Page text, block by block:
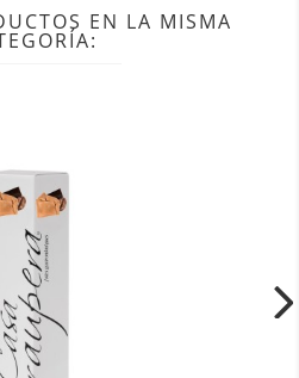
EN LA MISMA